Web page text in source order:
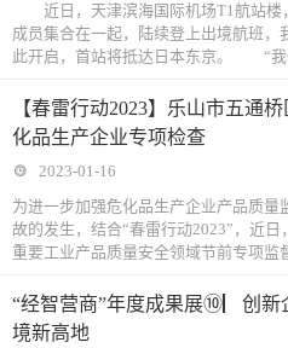
近日，天津滨海国际机场T1航站楼
成员集合在一起，陆续登上出境航班，
此开启，首站将抵达日本东京。 “我
【春雷行动2023】乐山市五通
化品生产企业专项检查
2023-01-16
为进一步加强危化品生产企业产品质
故的发生，结合“春雷行动2023”，近
重要工业产品质量安全领域节前专项监
“经智营商”年度成果展⑩▏创新
境新高地